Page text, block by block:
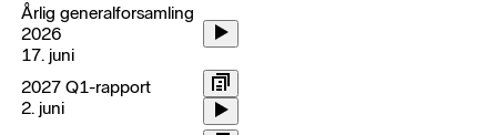
Årlig generalforsamling
2026
17. juni
2027 Q1-rapport
2. juni